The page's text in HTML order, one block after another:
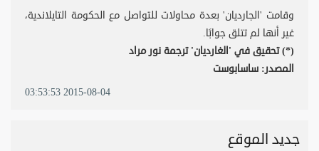
وقامت 'الجارديان' بعدة محاولات للتواصل مع الحكومة التايلاندية،
غير أنها لم تتلق جوابًا.
(*) تحقيق في 'الغارديان' ترجمة نور مراد
المصدر: ساسابوست
2015-08-04 03:53:53
جديد الموقع